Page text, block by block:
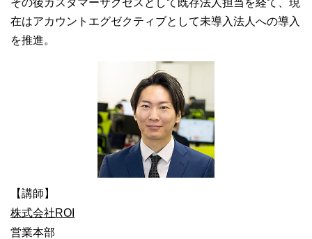
その後カスタマーサクセスとして既存法人担当を経て、現
在はアカウントエグゼクティブとして未導入法人への導入
を推進。
【講師】
株式会社ROI
営業本部